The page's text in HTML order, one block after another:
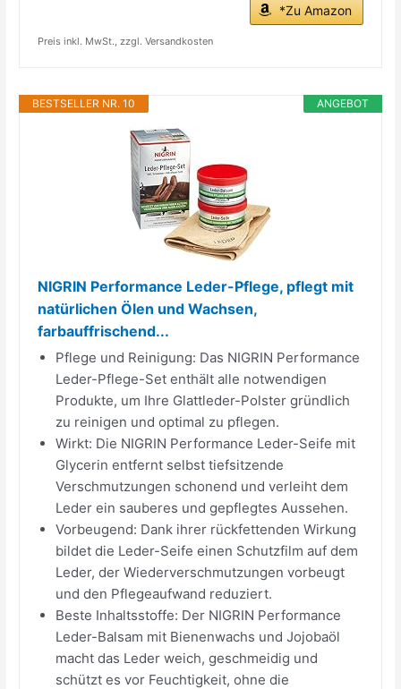
*Zu Amazon
Preis inkl. MwSt., zzgl. Versandkosten
ANGEBOT
BESTSELLER NR. 10
NIGRIN Performance Leder-Pflege, pflegt mit
natürlichen Ölen und Wachsen,
farbauffrischend...
Pflege und Reinigung: Das NIGRIN Performance
Leder-Pflege-Set enthält alle notwendigen
Produkte, um Ihre Glattleder-Polster gründlich
zu reinigen und optimal zu pflegen.
Wirkt: Die NIGRIN Performance Leder-Seife mit
Glycerin entfernt selbst tiefsitzende
Verschmutzungen schonend und verleiht dem
Leder ein sauberes und gepflegtes Aussehen.
Vorbeugend: Dank ihrer rückfettenden Wirkung
bildet die Leder-Seife einen Schutzfilm auf dem
Leder, der Wiederverschmutzungen vorbeugt
und den Pflegeaufwand reduziert.
Beste Inhaltsstoffe: Der NIGRIN Performance
Leder-Balsam mit Bienenwachs und Jojobaöl
macht das Leder weich, geschmeidig und
schützt es vor Feuchtigkeit, ohne die